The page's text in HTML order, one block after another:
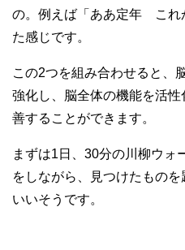
の。例えば「ああ定年 こ
た感じです。
この2つを組み合わせると、
強化し、脳全体の機能を活
善することができます。
まずは1日、30分の川柳ウォ
をしながら、見つけたもの
いいそうです。